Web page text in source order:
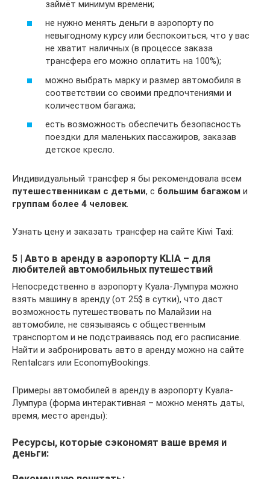
займёт минимум времени;
не нужно менять деньги в аэропорту по
невыгодному курсу или беспокоиться, что у вас
не хватит наличных (в процессе заказа
трансфера его можно оплатить на 100%);
можно выбрать марку и размер автомобиля в
соответствии со своими предпочтениями и
количеством багажа;
есть возможность обеспечить безопасность
поездки для маленьких пассажиров, заказав
детское кресло.
Индивидуальный трансфер я бы рекомендовала всем
путешественникам с детьми, с большим багажом и
группам более 4 человек.
Узнать цену и заказать трансфер на сайте Kiwi Taxi:
5 | Авто в аренду в аэропорту KLIA – для
любителей автомобильных путешествий
Непосредственно в аэропорту Куала-Лумпура можно
взять машину в аренду (от 25$ в сутки), что даст
возможность путешествовать по Малайзии на
автомобиле, не связываясь с общественным
транспортом и не подстраиваясь под его расписание.
Найти и забронировать авто в аренду можно на сайте
Rentalcars или EconomyBookings.
Примеры автомобилей в аренду в аэропорту Куала-
Лумпура (форма интерактивная – можно менять даты,
время, место аренды):
Ресурсы, которые сэкономят ваше время и
деньги: